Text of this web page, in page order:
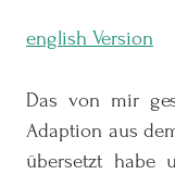
english Version
Das von mir
Adaption aus
übersetzt habe